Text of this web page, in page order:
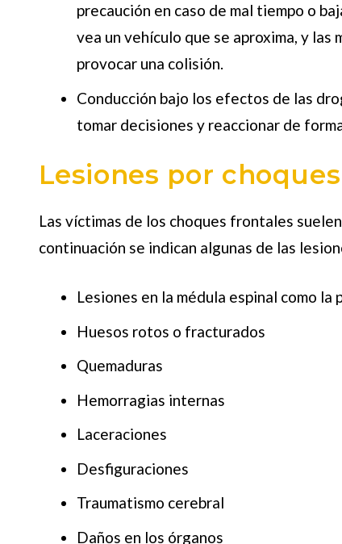
precaución en caso de mal tiempo o
vea un vehículo que se aproxima, y
provocar una colisión.
Conducción bajo los efectos de las
tomar decisiones y reaccionar de
Lesiones por
Las víctimas de los choques frontales
continuación se indican algunas de las
Lesiones en la médula espinal como la
Huesos rotos o fracturados
Quemaduras
Hemorragias internas
Laceraciones
Desfiguraciones
Traumatismo cerebral
Daños en los órganos